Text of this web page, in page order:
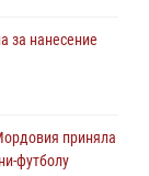
за нанесение
приняла
футболу